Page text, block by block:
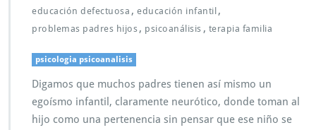
educación defectuosa , educación infantil ,
problemas padres hijos , psicoanálisis , terapia familia
psicologia psicoanalisis
Digamos que muchos padres tienen así mismo un
egoísmo infantil, claramente neurótico, donde toman al
hijo como una pertenencia sin pensar que ese niño se